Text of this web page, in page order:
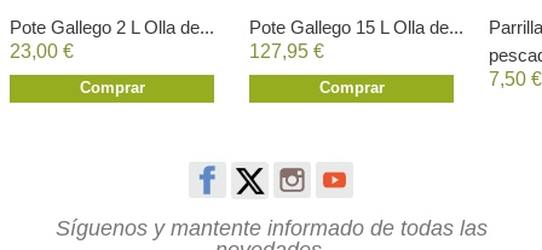
Pote Gallego 2 L Olla de...
23,00 €
Comprar
Pote Gallego 15 L Olla de...
127,95 €
Comprar
7,50 €
Síguenos y mantente informado de todas las